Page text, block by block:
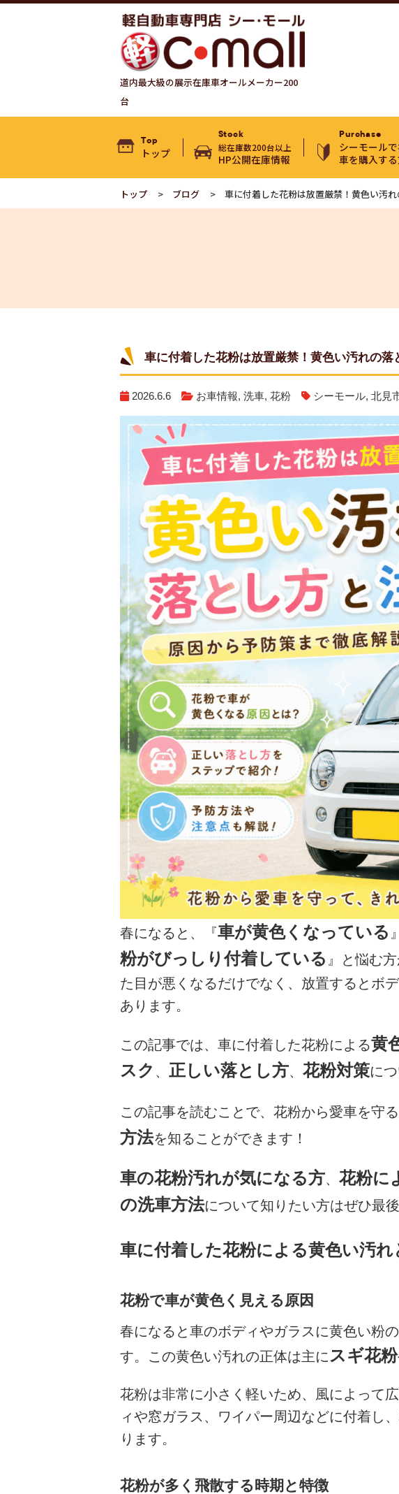
道内最大級の展示在庫車オールメーカー200
台
Top
トップ
Stock
総在庫数200台以上
HP公開在庫情報
Purchase
シーモール
車を購入す
トップ ブログ 車に付着した花粉は放置厳禁！黄色い汚
車に付着した花粉は放置厳禁！黄色い汚れの
2026.6.6 お車情報, 洗車, 花粉 シーモール, 北見
春になると、『車が黄色くなっている
粉がびっしり付着している 』と悩む
た目が悪くなるだけでなく、放置するとボ
あります。
この記事では、車に付着した花粉による黄
スク 、 正しい落とし方、 花粉対策に
この記事を読むことで、花粉から愛車を守
方法を知ることができます！
車の花粉汚れが気になる方、 花粉に
の洗車方法について知りたい方はぜひ最
車に付着した花粉による黄色い汚れ
花粉で車が黄色く見える原因
春になると車のボディやガラスに黄色い粉
す。この黄色い汚れの正体は主にスギ花粉
花粉は非常に小さく軽いため、風によって
ィや窓ガラス、ワイパー周辺などに付着し
ります。
花粉が多く飛散する時期と特徴